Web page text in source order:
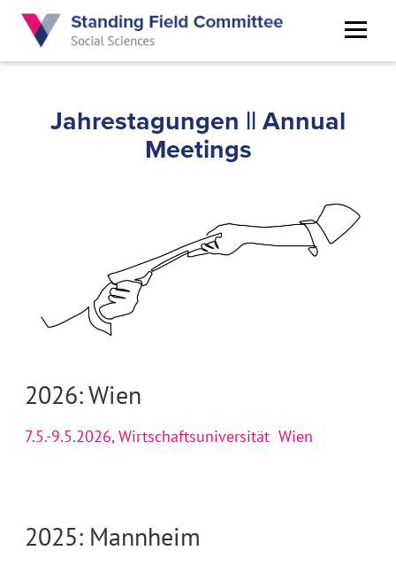
Skip
main
Jahrestagungen || Annual
Meetings
2026: Wien
7.5.-9.5.2026, Wirtschaftsuniversität Wien
2025: Mannheim